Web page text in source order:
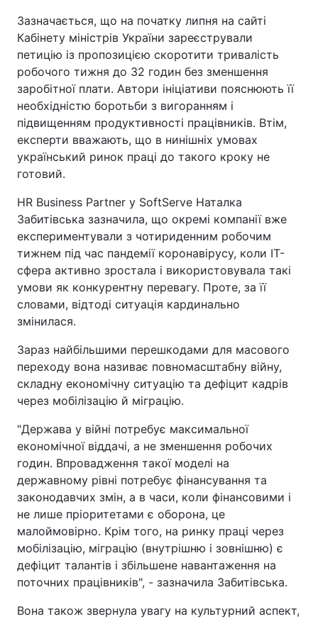
Зазначається, що на початку липня на сайті
Кабінету міністрів України зареєстрували
петицію із пропозицією скоротити тривалість
робочого тижня до 32 годин без зменшення
заробітної плати. Автори ініціативи пояснюють її
необхідністю боротьби з вигоранням і
підвищенням продуктивності працівників. Втім,
експерти вважають, що в нинішніх умовах
український ринок праці до такого кроку не
готовий.
HR Business Partner у SoftServe Наталка
Забитівська зазначила, що окремі компанії вже
експериментували з чотириденним робочим
тижнем під час пандемії коронавірусу, коли ІТ-
сфера активно зростала і використовувала такі
умови як конкурентну перевагу. Проте, за її
словами, відтоді ситуація кардинально
змінилася.
Зараз найбільшими перешкодами для масового
переходу вона називає повномасштабну війну,
складну економічну ситуацію та дефіцит кадрів
через мобілізацію й міграцію.
"Держава у війні потребує максимальної
економічної віддачі, а не зменшення робочих
годин. Впровадження такої моделі на
державному рівні потребує фінансування та
законодавчих змін, а в часи, коли фінансовими і
не лише пріоритетами є оборона, це
малоймовірно. Крім того, на ринку праці через
мобілізацію, міграцію (внутрішню і зовнішню) є
дефіцит талантів і збільшене навантаження на
поточних працівників", - зазначила Забитівська.
Вона також звернула увагу на культурний аспект,